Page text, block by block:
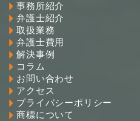
事務所紹介
弁護士紹介
取扱業務
弁護士費用
解決事例
コラム
お問い合わせ
アクセス
プライバシーポリシー
商標について